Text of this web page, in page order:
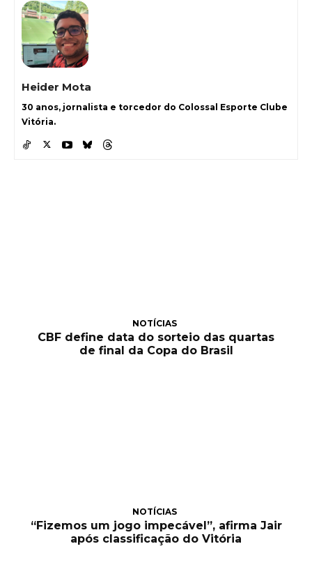
Heider Mota
30 anos, jornalista e torcedor do Colossal Esporte Clube
Vitória.
NOTÍCIAS
CBF define data do sorteio das quartas
de final da Copa do Brasil
NOTÍCIAS
“Fizemos um jogo impecável”, afirma Jair
após classificação do Vitória